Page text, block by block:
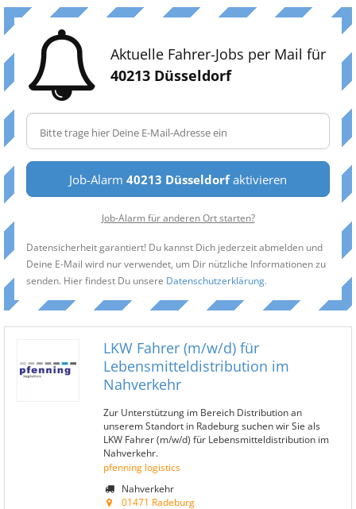
Aktuelle Fahrer-Jobs per Mail für
40213 Düsseldorf
Job-Alarm 40213 Düsseldorfaktivieren
Job-Alarm für anderen Ort starten?
Datensicherheit garantiert! Du kannst Dich jederzeit abmelden und
Deine E-Mail wird nur verwendet, um Dir nützliche Informationen zu
senden. Hier findest Du unsere Datenschutzerklärung.
LKW Fahrer (m/w/d) für
Lebensmitteldistribution im
Nahverkehr
Zur Unterstützung im Bereich Distribution an
unserem Standort in Radeburg suchen wir Sie als
LKW Fahrer (m/w/d) für Lebensmitteldistribution im
Nahverkehr.
pfenning logistics
Nahverkehr
01471 Radeburg